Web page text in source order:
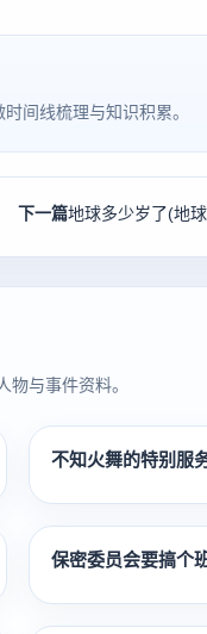
间线梳理与知识积累。
下一篇地球多少岁了(地
与事件资料。
不知火舞的特别服